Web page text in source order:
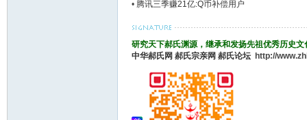
• 腾讯三季赚21亿:Q币补偿用户
研究天下郝氏渊源，继承和发扬先祖优秀历史
中华郝氏网 郝氏宗亲网 郝氏论坛 http://